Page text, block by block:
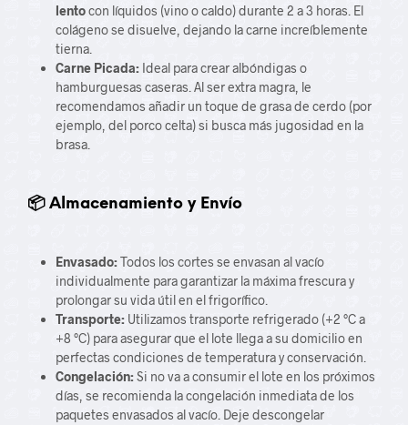
lentocon líquidos (vino o caldo) durante 2 a 3 horas. El
colágeno se disuelve, dejando la carne increíblemente
tierna.
Carne Picada:Ideal para crear albóndigas o
hamburguesas caseras. Al ser extra magra, le
recomendamos añadir un toque de grasa de cerdo (por
ejemplo, del porco celta) si busca más jugosidad en la
brasa.
📦 Almacenamiento y Envío
Envasado:Todos los cortes se envasan al vacío
individualmente para garantizar la máxima frescura y
prolongar su vida útil en el frigorífico.
Transporte:Utilizamos transporte refrigerado (+2 °Ca
+8 °C) para asegurar que el lote llega a su domicilio en
perfectas condiciones de temperatura y conservación.
Congelación:Si no va a consumir el lote en los próximos
días, se recomienda la congelación inmediata de los
paquetes envasados al vacío. Deje descongelar